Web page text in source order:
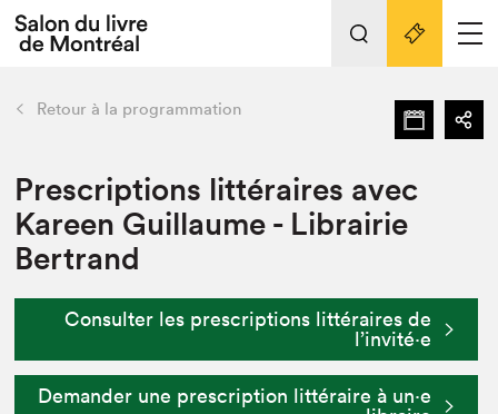
Tout sur l'édition 2022
Actualités
Vidéos et Balados
Club de lecture Braindate
retour Nos activités
Édition 2022
Planifier sa visite
Projets partenaires 2022
Liens pratiques
Retour à la programmation
Prescriptions littéraires avec
Kareen Guillaume - Librairie
Bertrand
Consulter les prescriptions littéraires de
l’invité⋅e
Demander une prescription littéraire à un⋅e